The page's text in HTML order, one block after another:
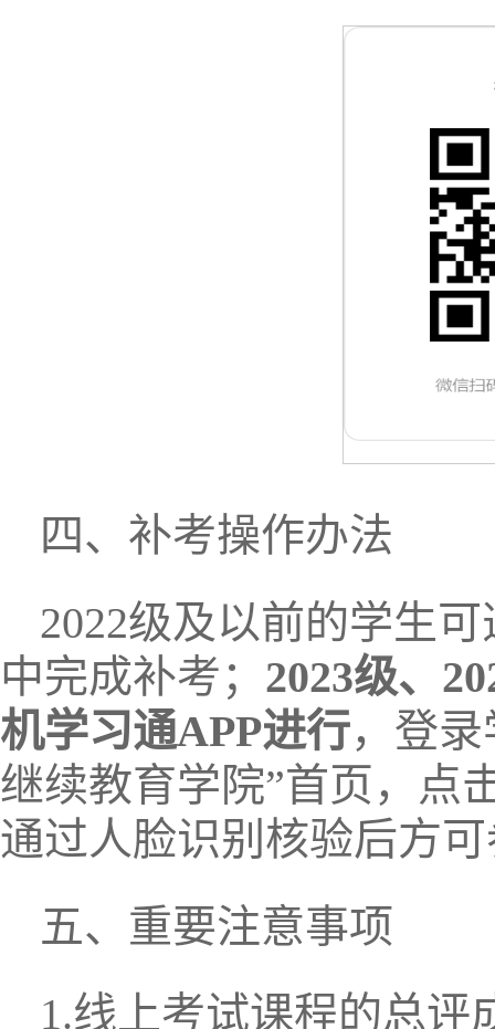
四、补考操作办法
2022级及以前的学生
中完成补考； 2023级、
机学习通APP进行，登
继续教育学院”首页，点
通过人脸识别核验后方
五、重要注意事项
1.线上考试课程的总评